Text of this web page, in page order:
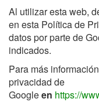
Al utilizar esta web,
en esta Política de
datos por parte de
indicados.
Para más
privacidad de
Googleen https://